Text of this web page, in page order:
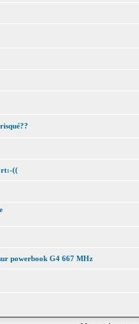
((
powerbook G4 667 MHz